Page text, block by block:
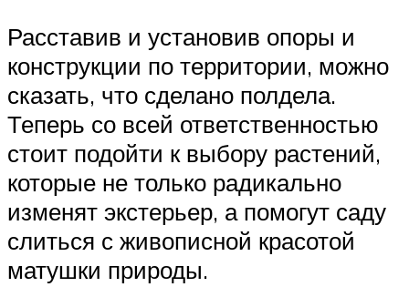
Расставив и установив опоры и
конструкции по территории, можно
сказать, что сделано полдела.
Теперь со всей ответственностью
стоит подойти к выбору растений,
которые не только радикально
изменят экстерьер, а помогут саду
слиться с живописной красотой
матушки природы.